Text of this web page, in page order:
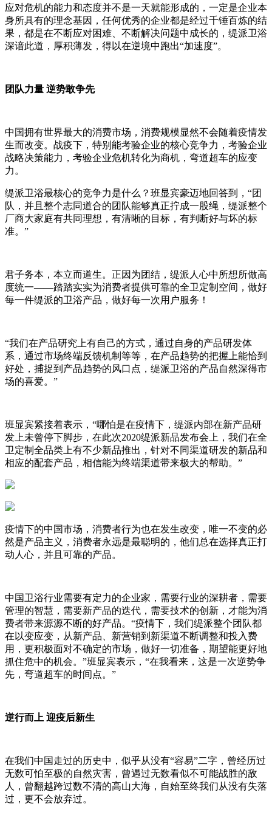
应对危机的能力和态度并不是一天就能形成的，一定是企业本
身所具有的理念基因，任何优秀的企业都是经过千锤百炼的结
果，都是在不断应对困难、不断解决问题中成长的，缇派卫浴
深谙此道，厚积薄发，得以在逆境中跑出“加速度”。
团队力量 逆势敢争先
中国拥有世界最大的消费市场，消费规模显然不会随着疫情发
生而改变。战疫下，特别能考验企业的核心竞争力，考验企业
战略决策能力，考验企业危机转化为商机，弯道超车的应变
力。
缇派卫浴最核心的竞争力是什么？班显宾豪迈地回答到，“团
队，并且整个志同道合的团队能够真正拧成一股绳，缇派整个
厂商大家庭有共同理想，有清晰的目标，有判断好与坏的标
准。”
君子务本，本立而道生。正因为团结，缇派人心中所想所做高
度统一——踏踏实实为消费者提供可靠的全卫定制空间，做好
每一件缇派的卫浴产品，做好每一次用户服务！
“我们在产品研究上有自己的方式，通过自身的产品研发体
系，通过市场终端反馈机制等等，在产品趋势的把握上能恰到
好处，捕捉到产品趋势的风口点，缇派卫浴的产品自然深得市
场的喜爱。”
班显宾紧接着表示，“哪怕是在疫情下，缇派内部在新产品研
发上未曾停下脚步，在此次2020缇派新品发布会上，我们在全
卫定制全品类上有不少新品推出，针对不同渠道研发的新品和
相应的配套产品，相信能为终端渠道带来极大的帮助。”
疫情下的中国市场，消费者行为也在发生改变，唯一不变的必
然是产品主义，消费者永远是最聪明的，他们总在选择真正打
动人心，并且可靠的产品。
中国卫浴行业需要有定力的企业家，需要行业的深耕者，需要
管理的智慧，需要新产品的迭代，需要技术的创新，才能为消
费者带来源源不断的好产品。“疫情下，我们缇派整个团队都
在以变应变，从新产品、新营销到新渠道不断调整和投入费
用，更积极面对不确定的市场，做好一切准备，期望能更好地
抓住危中的机会。”班显宾表示，“在我看来，这是一次逆势争
先，弯道超车的时间点。”
逆行而上 迎疫后新生
在我们中国走过的历史中，似乎从没有“容易”二字，曾经历过
无数可怕至极的自然灾害，曾遇过无数看似不可能战胜的敌
人，曾翻越跨过数不清的高山大海，自始至终我们从没有失落
过，更不会放弃过。